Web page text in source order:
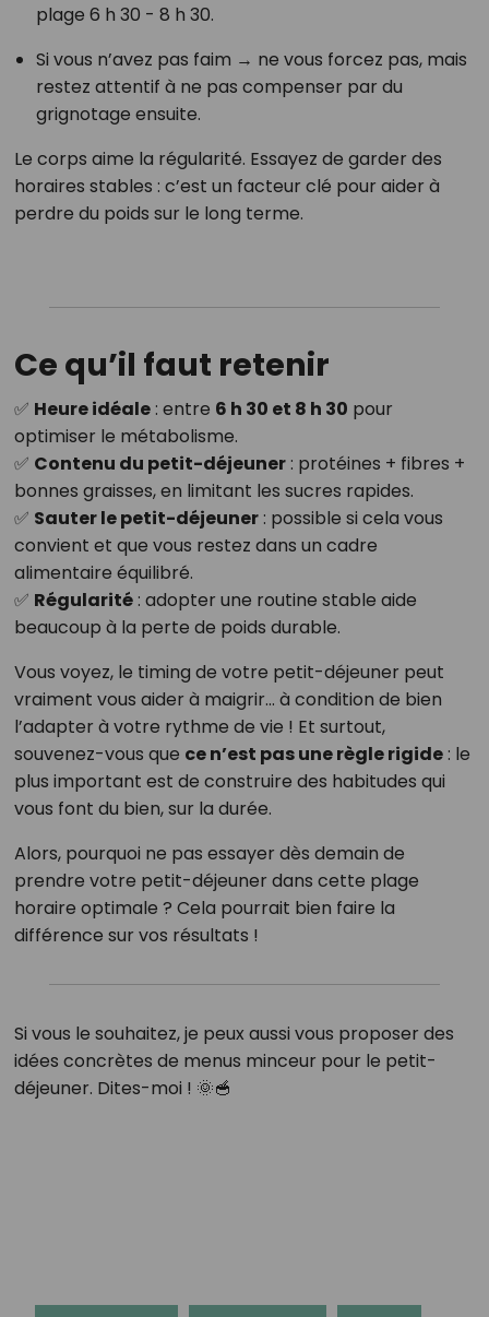
plage 6 h 30 - 8 h 30.
Si vous n’avez pas faim → ne vous forcez pas, mais
restez attentif à ne pas compenser par du
grignotage ensuite.
Le corps aime la régularité. Essayez de garder des
horaires stables : c’est un facteur clé pour aider à
perdre du poids sur le long terme.
Ce qu’il faut retenir
✅ Heure idéale: entre 6 h 30 et 8 h 30 pour
optimiser le métabolisme.
✅ Contenu du petit-déjeuner: protéines + fibres +
bonnes graisses, en limitant les sucres rapides.
✅ Sauter le petit-déjeuner: possible si cela vous
convient et que vous restez dans un cadre
alimentaire équilibré.
✅ Régularité: adopter une routine stable aide
beaucoup à la perte de poids durable.
Vous voyez, le timing de votre petit-déjeuner peut
vraiment vous aider à maigrir... à condition de bien
l’adapter à votre rythme de vie ! Et surtout,
souvenez-vous que ce n’est pas une règle rigide: le
plus important est de construire des habitudes qui
vous font du bien, sur la durée.
Alors, pourquoi ne pas essayer dès demain de
prendre votre petit-déjeuner dans cette plage
horaire optimale ? Cela pourrait bien faire la
différence sur vos résultats !
Si vous le souhaitez, je peux aussi vous proposer des
idées concrètes de menus minceur pour le petit-
déjeuner. Dites-moi ! 🌞🥣